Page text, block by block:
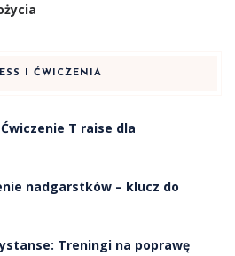
I ĆWICZENIA
T raise dla
nadgarstków – klucz do
Treningi na poprawę